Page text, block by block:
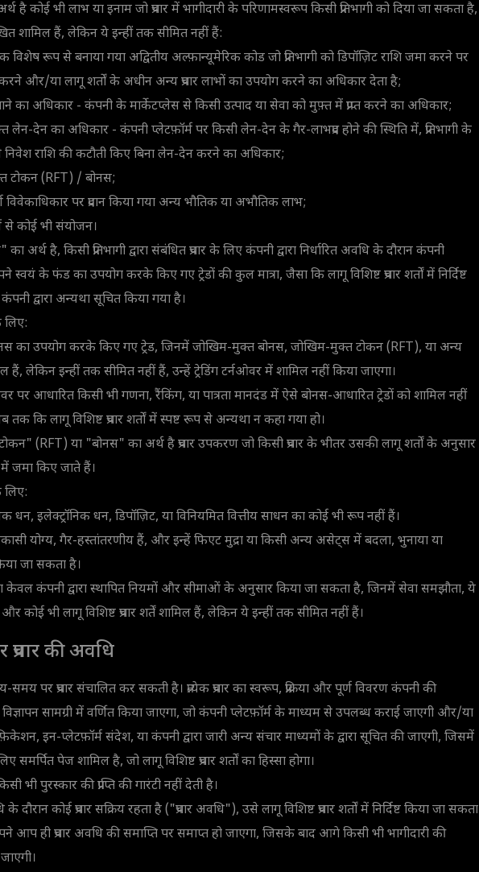
है कोई भी लाभ या इनाम जो प्रचार में भागीदारी के परिणामस्वरूप किसी प्रतिभागी को दिया जा सकता है,
शामिल हैं, लेकिन ये इन्हीं तक सीमित नहीं हैं:
विशेष रूप से बनाया गया अद्वितीय अल्फ़ान्यूमेरिक कोड जो प्रतिभागी को डिपॉज़िट राशि जमा करने पर
करने और/या लागू शर्तों के अधीन अन्य प्रचार लाभों का उपयोग करने का अधिकार देता है;
का अधिकार - कंपनी के मार्केटप्लेस से किसी उत्पाद या सेवा को मुफ़्त में प्राप्त करने का अधिकार;
लेन-देन का अधिकार - कंपनी प्लेटफ़ॉर्म पर किसी लेन-देन के गैर-लाभप्रद होने की स्थिति में, प्रतिभागी के
राशि की कटौती किए बिना लेन-देन करने का अधिकार;
टोकन (RFT) / बोनस;
पर प्रदान किया गया अन्य भौतिक या अभौतिक लाभ;
से कोई भी संयोजन।
का अर्थ है, किसी प्रतिभागी द्वारा संबंधित प्रचार के लिए कंपनी द्वारा निर्धारित अवधि के दौरान कंपनी
स्वयं के फंड का उपयोग करके किए गए ट्रेडों की कुल मात्रा, जैसा कि लागू विशिष्ट प्रचार शर्तों में निर्दिष्ट
द्वारा अन्यथा सूचित किया गया है।
का उपयोग करके किए गए ट्रेड, जिनमें जोखिम-मुक्त बोनस, जोखिम-मुक्त टोकन (RFT), या अन्य
हैं, लेकिन इन्हीं तक सीमित नहीं हैं, उन्हें ट्रेडिंग टर्नओवर में शामिल नहीं किया जाएगा।
पर आधारित किसी भी गणना, रैंकिंग, या पात्रता मानदंड में ऐसे बोनस-आधारित ट्रेडों को शामिल नहीं
तक कि लागू विशिष्ट प्रचार शर्तों में स्पष्ट रूप से अन्यथा न कहा गया हो।
(RFT) या "बोनस" का अर्थ है प्रचार उपकरण जो किसी प्रचार के भीतर उसकी लागू शर्तों के अनुसार
में जमा किए जाते हैं।
धन, इलेक्ट्रॉनिक धन, डिपॉज़िट, या विनियमित वित्तीय साधन का कोई भी रूप नहीं हैं।
योग्य, गैर-हस्तांतरणीय हैं, और इन्हें फिएट मुद्रा या किसी अन्य असेट्स में बदला, भुनाया या
जा सकता है।
केवल कंपनी द्वारा स्थापित नियमों और सीमाओं के अनुसार किया जा सकता है, जिनमें सेवा समझौता, ये
और कोई भी लागू विशिष्ट प्रचार शर्तें शामिल हैं, लेकिन ये इन्हीं तक सीमित नहीं हैं।
प्रचार की अवधि
पर प्रचार संचालित कर सकती है। प्रत्येक प्रचार का स्वरूप, प्रक्रिया और पूर्ण विवरण कंपनी की
सामग्री में वर्णित किया जाएगा, जो कंपनी प्लेटफ़ॉर्म के माध्यम से उपलब्ध कराई जाएगी और/या
इन-प्लेटफ़ॉर्म संदेश, या कंपनी द्वारा जारी अन्य संचार माध्यमों के द्वारा सूचित की जाएगी, जिसमें
लिए समर्पित पेज शामिल है, जो लागू विशिष्ट प्रचार शर्तों का हिस्सा होगा।
भी पुरस्कार की प्राप्ति की गारंटी नहीं देती है।
दौरान कोई प्रचार सक्रिय रहता है ("प्रचार अवधि"), उसे लागू विशिष्ट प्रचार शर्तों में निर्दिष्ट किया जा सकता
अपने आप ही प्रचार अवधि की समाप्ति पर समाप्त हो जाएगा, जिसके बाद आगे किसी भी भागीदारी की